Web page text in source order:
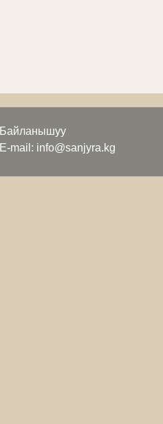
Байланышуу
E-mail: info@sanjyra.kg